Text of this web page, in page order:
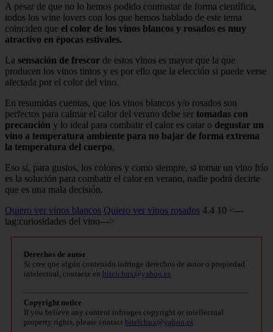
A pesar de que no lo hemos podido contrastar de forma científica,
todos los wine lovers con los que hemos hablado de este tema
coinciden que el color de los vinos blancos y rosados es muy
atractivo en épocas estivales.
La sensación de frescor de estos vinos es mayor que la que
producen los vinos tintos y es por ello que la elección si puede verse
afectada por el color del vino.
En resumidas cuentas, que los vinos blancos y/o rosados son
perfectos para calmar el calor del verano debe ser tomadas con
precaución y lo ideal para combatir el calor es catar o degustar un
vino a temperatura ambiente para no bajar de forma extrema
la temperatura del cuerpo.
Eso sí, para gustos, los colores y como siempre, si tomar un vino frío
es la solución para combatir el calor en verano, nadie podrá decirte
que es una mala decisión.
Quiero ver vinos blancos Quiero ver vinos rosados 4.4 10 <---
tag:curiosidades del vino--->
Derechos de autor
Si cree que algún contenido infringe derechos de autor o propiedad
intelectual, contacte en bitelchux@yahoo.es
Copyright notice
If you believe any content infringes copyright or intellectual
property rights, please contact bitelchux@yahoo.es